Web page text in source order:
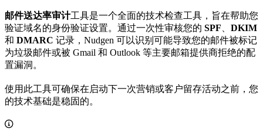
邮件送达率审计工具是一个全面的技术检查工具，旨在帮助您
验证域名的身份验证设置。通过一次性审核您的 SPF、 DKIM
和 DMARC 记录，Nudgen 可以识别可能导致您的邮件被标记
为垃圾邮件或被 Gmail 和 Outlook 等主要邮箱提供商拒绝的配
置漏洞。
使用此工具可确保在启动下一次营销或客户留存活动之前，您
的技术基础是稳固的。